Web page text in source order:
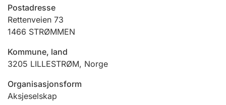
Ektepaktrettleiaren
Postadresse
Rettenveien 73
1466 STRØMMEN
Kommune, land
3205 LILLESTRØM, Norge
Organisasjonsform
Aksjeselskap